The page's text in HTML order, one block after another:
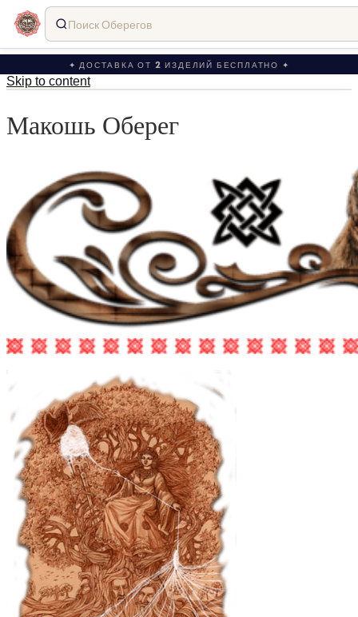
✦ ДОСТАВКА ОТ 2 ИЗДЕЛИЙ БЕСПЛАТНО ✦
Skip to content
Макошь Оберег
Поиск Оберегов